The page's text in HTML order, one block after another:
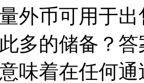
外币可用于
多的储备？
味着在任何